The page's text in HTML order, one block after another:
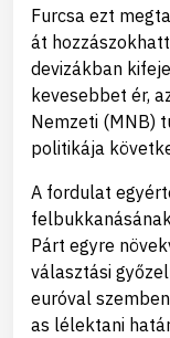
Furcsa ezt
át
devizákban
kevesebbet ér,
Nemzeti (MNB)
politikája
A fordulat
Párt egyre
választási
euróval
as lélektani